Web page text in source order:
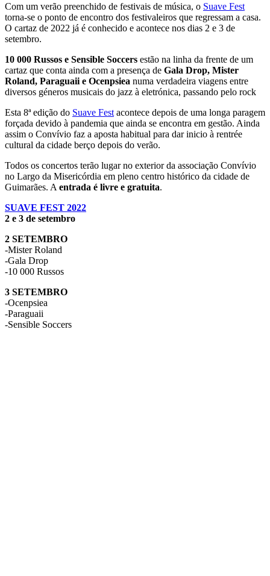
Com um verão preenchido de festivais de música, o Suave Fest
torna-se o ponto de encontro dos festivaleiros que regressam a casa.
O cartaz de 2022 já é conhecido e acontece nos dias 2 e 3 de
setembro.
10 000 Russos e Sensible Soccers estão na linha da frente de um
cartaz que conta ainda com a presença de Gala Drop, Mister
Roland, Paraguaii e Ocenpsiea numa verdadeira viagens entre
diversos géneros musicais do jazz à eletrónica, passando pelo rock
Esta 8ª edição do Suave Fest acontece depois de uma longa paragem
forçada devido à pandemia que ainda se encontra em gestão. Ainda
assim o Convívio faz a aposta habitual para dar inicio à rentrée
cultural da cidade berço depois do verão.
Todos os concertos terão lugar no exterior da associação Convívio
no Largo da Misericórdia em pleno centro histórico da cidade de
Guimarães. A entrada é livre e gratuita.
SUAVE FEST 2022
2 e 3 de setembro
2 SETEMBRO
-Mister Roland
-Gala Drop
-10 000 Russos
3 SETEMBRO
-Ocenpsiea
-Paraguaii
-Sensible Soccers